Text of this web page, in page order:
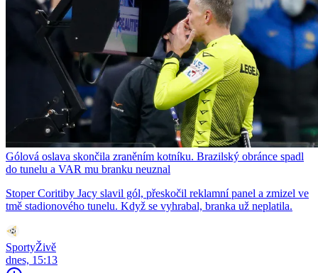
Gólová oslava skončila zraněním kotníku. Brazilský obránce spadl
do tunelu a VAR mu branku neuznal
Stoper Coritiby Jacy slavil gól, přeskočil reklamní panel a zmizel ve
tmě stadionového tunelu. Když se vyhrabal, branka už neplatila.
SportyŽivě
dnes, 15:13